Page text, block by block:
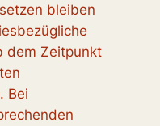
bleiben
dem Zeitpunkt
Bei